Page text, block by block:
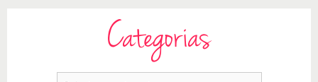
Categorias